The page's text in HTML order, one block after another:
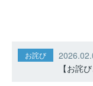
お詫び
【お詫